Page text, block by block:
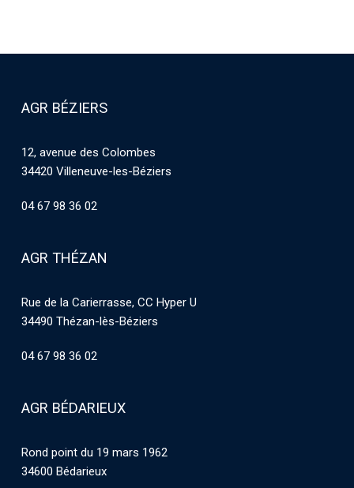
AGR BÉZIERS
12, avenue des Colombes
34420 Villeneuve-les-Béziers
04 67 98 36 02
AGR THÉZAN
Rue de la Carierrasse, CC Hyper U
34490 Thézan-lès-Béziers
04 67 98 36 02
AGR BÉDARIEUX
Rond point du 19 mars 1962
34600 Bédarieux